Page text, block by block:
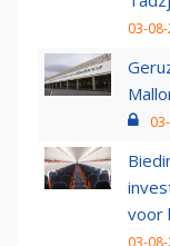
03-
voor
03-